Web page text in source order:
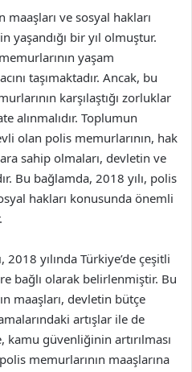
maaşları ve sosyal hakları
yaşandığı bir yıl olmuştur.
yaşam
taşımaktadır. Ancak, bu
karşılaştığı zorluklar
alınmalıdır. Toplumun
olan polis memurlarının, hak
sahip olmaları, devletin ve
Bu bağlamda, 2018 yılı, polis
hakları konusunda önemli
2018 yılında Türkiye’de çeşitli
bağlı olarak belirlenmiştir. Bu
maaşları, devletin bütçe
artışlar ile de
güvenliğinin artırılması
memurlarının maaşlarına